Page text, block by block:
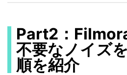
Part2：
不要なノイズ
順を紹介